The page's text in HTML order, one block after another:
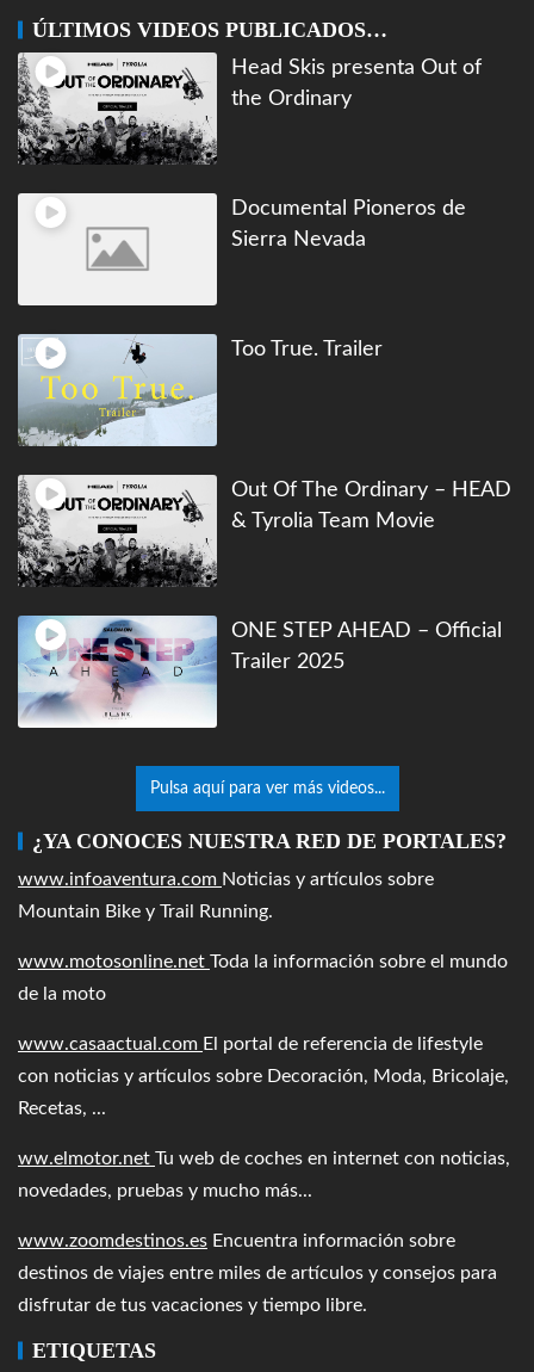
ÚLTIMOS VIDEOS PUBLICADOS…
Head Skis presenta Out of
the Ordinary
Documental Pioneros de
Sierra Nevada
Too True. Trailer
Out Of The Ordinary – HEAD
& Tyrolia Team Movie
ONE STEP AHEAD – Official
Trailer 2025
Pulsa aquí para ver más videos...
¿YA CONOCES NUESTRA RED DE PORTALES?
www.infoaventura.com Noticias y artículos sobre
Mountain Bike y Trail Running.
www.motosonline.net Toda la información sobre el mundo
de la moto
www.casaactual.com El portal de referencia de lifestyle
con noticias y artículos sobre Decoración, Moda, Bricolaje,
Recetas, ...
ww.elmotor.net Tu web de coches en internet con noticias,
novedades, pruebas y mucho más...
www.zoomdestinos.es Encuentra información sobre
destinos de viajes entre miles de artículos y consejos para
disfrutar de tus vacaciones y tiempo libre.
ETIQUETAS